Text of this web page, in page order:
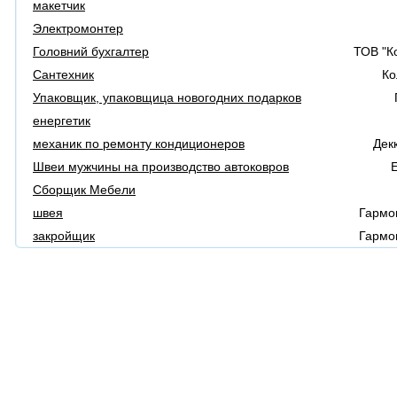
макетчик
Электромонтер
Головний бухгалтер
ТОВ
Сантехник
Упаковщик, упаковщица новогодних подарков
енергетик
механик по ремонту кондиционеров
Швеи мужчины на производство автоковров
Сборщик Мебели
швея
закройщик